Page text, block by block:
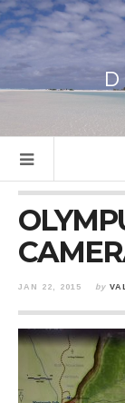
JAN 22, 2015 by